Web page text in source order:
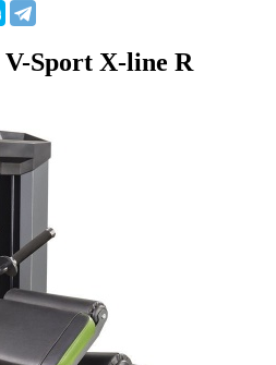
Sport X-line R